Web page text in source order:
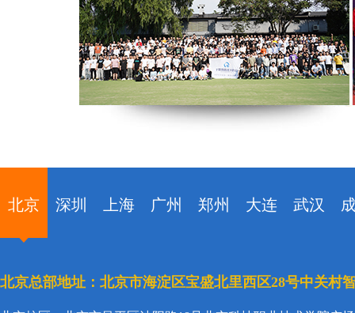
北京 深圳 上海 广州 郑州 大连 武汉
北京总部地址：北京市海淀区宝盛北里西区28号中关村